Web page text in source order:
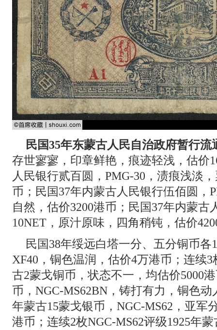
民国35年东蒙古人民自治政府暂行流
存世寥寥，印章鲜艳，痕迹轻浅，估价
人民银行贰百圆，PMG-30，渍痕浅淡
币；民国37年内蒙古人民银行伍佰圆，
自然，估价3200港币；民国37年内蒙古
10NET，原汁原味，四角稍钝，估价
民国38年绥远白塔一分、五分铜币各
XF40，铜色温润，估价4万港币；连续3
古2蒙戈铜币，状态不一，均估价5000
币，NGC-MS62BN，铸打有力，铜色动
年蒙古15蒙戈银币，NGC-MS62，亚军
港币；连续2枚NGC-MS62评级1925年